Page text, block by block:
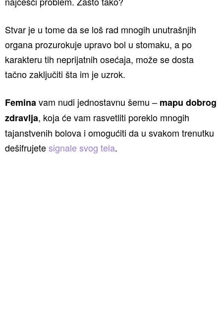
Stvar je u tome da se loš rad mnogih unutrašnjih
organa prozurokuje upravo bol u stomaku, a po
karakteru tih neprijatnih osećaja, može se dosta
tačno zaključiti šta im je uzrok.
Feminavam nudi jednostavnu šemu – mapu dobrog
zdravlja, koja će vam rasvetliti poreklo mnogih
tajanstvenih bolova i omogućiti da u svakom trenutku
dešifrujetesignale svog tela.